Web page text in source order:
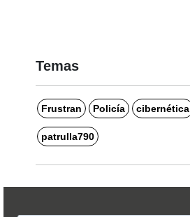
Temas
Frustran Policía cibernética
patrulla790